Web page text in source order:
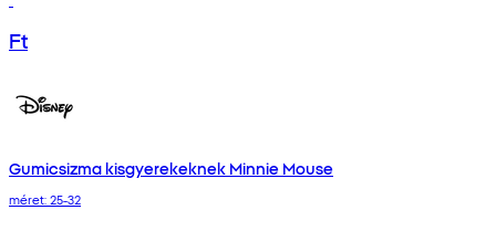
Ft
Gumicsizma kisgyerekeknek Minnie Mouse
méret: 25-32